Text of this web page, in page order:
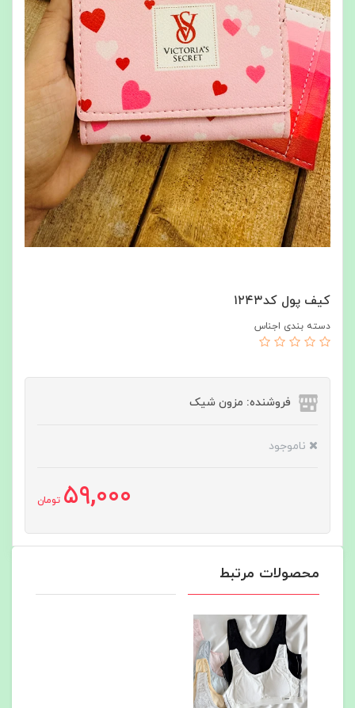
کیف پول کد۱۲۴۳
دسته بندی اجناس
فروشنده: مزون شیک
ناموجود
59,000 تومان
محصولات مرتبط